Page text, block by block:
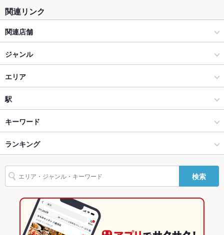
テラス席
なし ：笑顔で元気なスタッフが丁寧におもてなしいたします。
貸切
貸切不可 ：コースやご予算に合わせてご案内します。店舗スタ
ッフまでお気軽にご相談くださいませ。
設備
Wi-Fi
バリアフリ
ー
なし ：バリアフリーではございませんが事前にお申し付けいた
駐車場
なし ：当店に駐車場はございませんが、近隣に有料パーキング
がございますのでご利用ください。
英語メニュ
あり
その他設備 ！
関連リンク
関連店舗
串やき・魚 宮川
串焼き・魚 新宿宮川 野村ビル店 （しんじゅく みやがわ）
【全席喫煙可能】串焼き・魚 成城宮川 個室居酒屋(旧かくれ豚)
【ディナー喫煙可・個室】 しゃぶしゃぶ・串焼き 新宿inton
【個室 しゃぶしゃぶ 串焼き 鍋】森の酒場 隠豚(イントン) 新宿
店
【個室完備】肉とワインの酒場 Ferrous 新宿西口
ジャンル
居酒屋
和風
新宿 × 居酒屋
新宿 × 和風
新宿駅 × 居酒屋
新宿駅 × 和風
創作料理
エリア
新宿西口
新宿西口 × 居酒屋
新宿西口 × 和風
新宿西口 × 創作料理
新宿西口 × 和風
東京 × 居酒屋
駅
新宿駅
西武新宿駅
西新宿駅
キーワード
からあげ うどん
ケーキ 生ハム チーズケーキ
ランキング
東京のグルメランキング
東京の居酒屋ランキング
新宿のグルメランキング
新宿の居酒屋ランキング
検索